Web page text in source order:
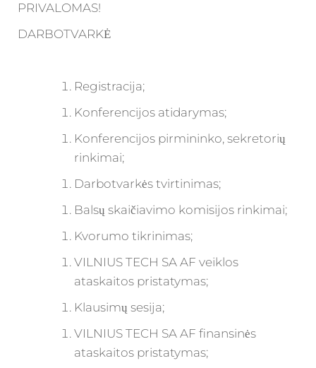
PRIVALOMAS!
DARBOTVARKĖ
Registracija;
Konferencijos atidarymas;
Konferencijos pirmininko, sekretorių
rinkimai;
Darbotvarkės tvirtinimas;
Balsų skaičiavimo komisijos rinkimai;
Kvorumo tikrinimas;
VILNIUS TECH SA AF veiklos
ataskaitos pristatymas;
Klausimų sesija;
VILNIUS TECH SA AF finansinės
ataskaitos pristatymas;